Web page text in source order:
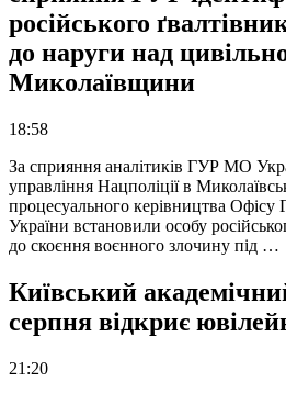
російського
до наруги над
Миколаївщини
18:58
За сприяння аналітиків ГУР МО
управління Нацполіції в
процесуального керівництва Офісу
України встановили особу
до скоєння воєнного злочину під …
Київський
серпня відкриє
21:20